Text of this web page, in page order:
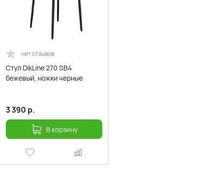
нет отзывов
Стул DikLine 270 SB4
бежевый, ножки черные
3 390 р.
В корзину